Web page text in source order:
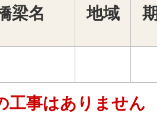
梁名
地域
工事はありません